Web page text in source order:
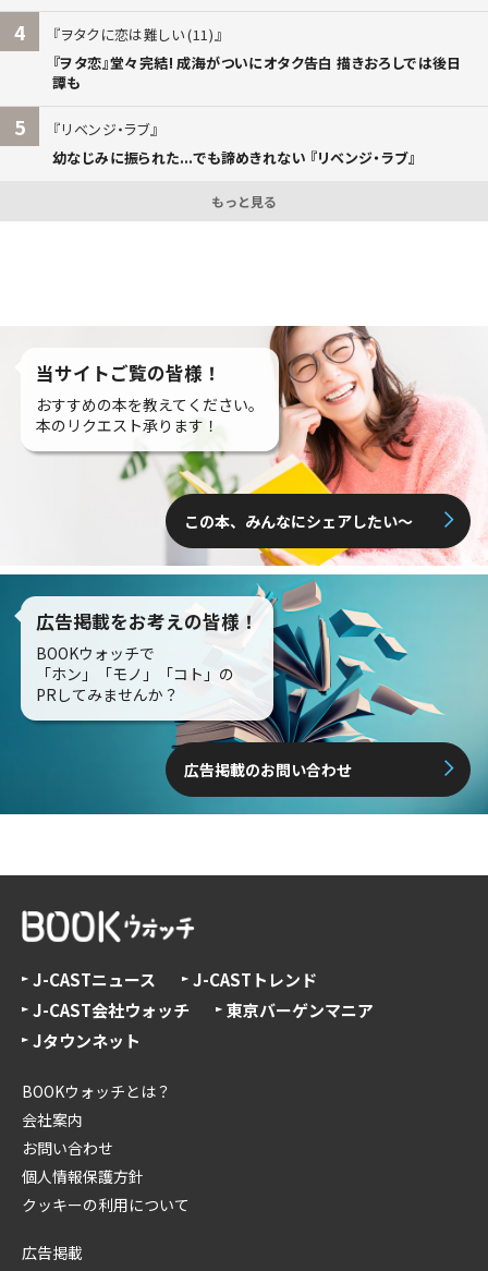
4
ヲタクに恋は難しい (11)
『ヲタ恋』堂々完結! 成海がついにオタク告白 描きおろしでは後日
譚も
5
リベンジ・ラブ
幼なじみに振られた...でも諦めきれない 『リベンジ・ラブ』
もっと見る
当サイトご覧の皆様！
おすすめの本を教えてください。
本のリクエスト承ります！
この本、みんなにシェアしたい〜
広告掲載をお考えの皆様！
BOOKウォッチで
「ホン」「モノ」「コト」の
PRしてみませんか？
広告掲載のお問い合わせ
J-CASTニュース
J-CASTトレンド
J-CAST会社ウォッチ
東京バーゲンマニア
Jタウンネット
BOOKウォッチとは？
会社案内
お問い合わせ
個人情報保護方針
クッキーの利用について
広告掲載